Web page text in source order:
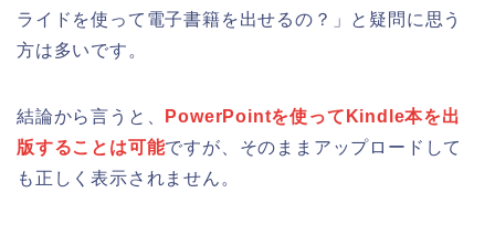
ライドを使って電子書籍を出せるの？」と疑問に思う
方は多いです。
結論から言うと、
PowerPointを使ってKindle本を出
版することは可能ですが、そのままアップロードして
も正しく表示されません。